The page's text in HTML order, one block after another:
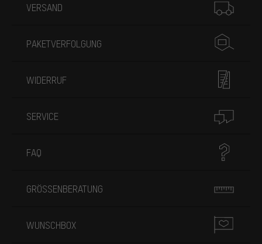
VERSAND
PAKETVERFOLGUNG
WIDERRUF
SERVICE
FAQ
GRÖSSENBERATUNG
WUNSCHBOX